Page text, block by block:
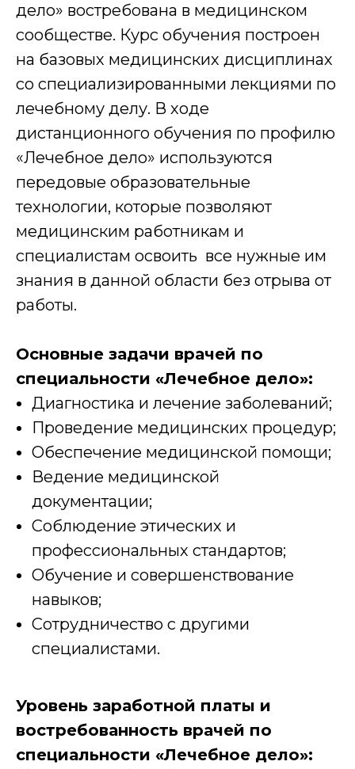
дело» востребована в медицинском
сообществе. Курс обучения построен
на базовых медицинских дисциплинах
со специализированными лекциями по
лечебному делу. В ходе
дистанционного обучения по профилю
«Лечебное дело» используются
передовые образовательные
технологии, которые позволяют
медицинским работникам и
специалистам освоить все нужные им
знания в данной области без отрыва от
работы.
Основные задачи врачей по
специальности «Лечебное дело»:
Диагностика и лечение заболеваний;
Проведение медицинских процедур;
Обеспечение медицинской помощи;
Ведение медицинской
документации;
Соблюдение этических и
профессиональных стандартов;
Обучение и совершенствование
навыков;
Сотрудничество с другими
специалистами.
Уровень заработной платы и
востребованность врачей по
специальности «Лечебное дело»: